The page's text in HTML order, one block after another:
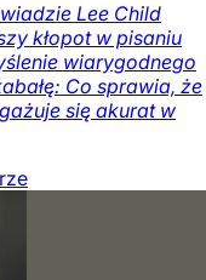
Lee Child
kłopot w pisaniu
wiarygodnego
Co sprawia, że
się akurat w